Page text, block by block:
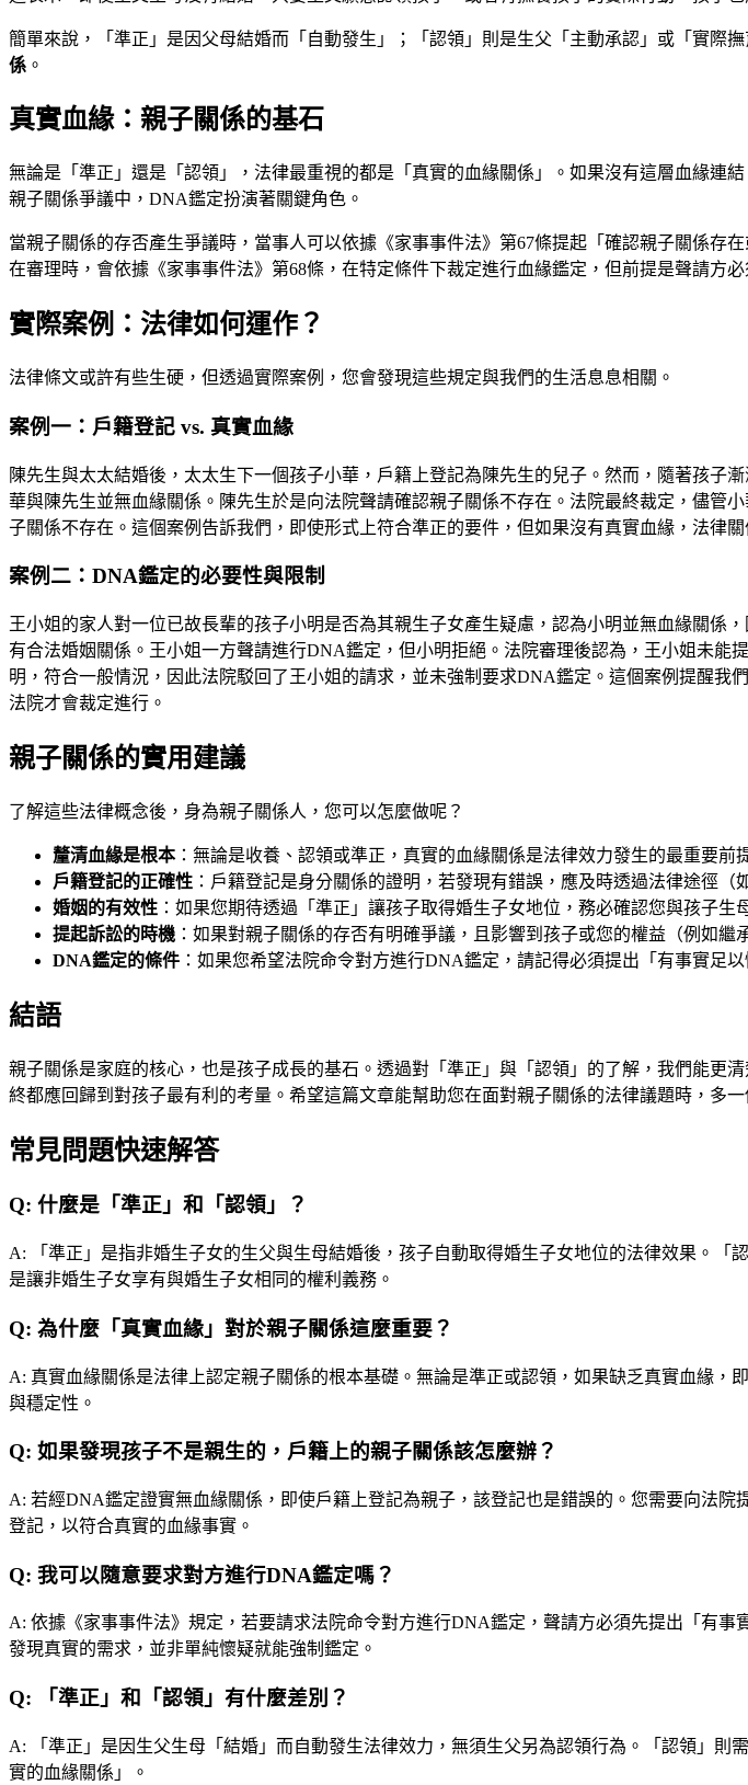
簡單來說，「準正」是因父母結婚而「自動發生」；「認領」則是生父「主動承認」或「實際
係 。
真實血緣：親子關係的基石
無論是「準正」還是「認領」，法律最重視的都是「真實的血緣關係」。如果沒有這層血緣連
親子關係爭議中，DNA鑑定扮演著關鍵角色。
當親子關係的存否產生爭議時，當事人可以依據《家事事件法》第67條提起「確認親子關係
在審理時，會依據《家事事件法》第68條，在特定條件下裁定進行血緣鑑定，但前提是聲請方
實際案例：法律如何運作？
法律條文或許有些生硬，但透過實際案例，您會發現這些規定與我們的生活息息相關。
案例一：戶籍登記 vs. 真實血緣
陳先生與太太結婚後，太太生下一個孩子小華，戶籍上登記為陳先生的兒子。然而，隨著孩
華與陳先生並無血緣關係。陳先生於是向法院聲請確認親子關係不存在。法院最終裁定，儘管
子關係不存在。這個案例告訴我們，即使形式上符合準正的要件，但如果沒有真實血緣，法律
案例二：DNA鑑定的必要性與限制
王小姐的家人對一位已故長輩的孩子小明是否為其親生子女產生疑慮，認為小明並無血緣關
有合法婚姻關係。王小姐一方聲請進行DNA鑑定，但小明拒絕。法院審理後認為，王小姐未
明，符合一般情況，因此法院駁回了王小姐的請求，並未強制要求DNA鑑定。這個案例提醒
法院才會裁定進行。
親子關係的實用建議
了解這些法律概念後，身為親子關係人，您可以怎麼做呢？
釐清血緣是根本：無論是收養、認領或準正，真實的血緣關係是法律效力發生的最重要前
戶籍登記的正確性 ：戶籍登記是身分關係的證明，若發現有錯誤，應及時透過法律途徑
婚姻的有效性 ：如果您期待透過「準正」讓孩子取得婚生子女地位，務必確認您與孩子生
提起訴訟的時機 ：如果對親子關係的存否有明確爭議，且影響到孩子或您的權益（例如
DNA鑑定的條件 ：如果您希望法院命令對方進行DNA鑑定，請記得必須提出「有事實足
結語
親子關係是家庭的核心，也是孩子成長的基石。透過對「準正」與「認領」的了解，我們能更
終都應回歸到對孩子最有利的考量。希望這篇文章能幫助您在面對親子關係的法律議題時，多一
常見問題快速解答
Q: 什麼是「準正」和「認領」？
A:
「準正」是指非婚生子女的生父與生母結婚後，孩子自動取得婚生子女地位的法律效果。
是讓非婚生子女享有與婚生子女相同的權利義務。
Q: 為什麼「真實血緣」對於親子關係這麼重要？
A: 真實血緣關係是法律上認定親子關係的根本基礎。無論是準正或認領，如果缺乏真實血緣
與穩定性。
Q: 如果發現孩子不是親生的，戶籍上的親子關係該怎麼辦？
A: 若經DNA鑑定證實無血緣關係，即使戶籍上登記為親子，該登記也是錯誤的。您需要向法
登記，以符合真實的血緣事實。
Q: 我可以隨意要求對方進行DNA鑑定嗎？
A: 依據《家事事件法》規定，若要請求法院命令對方進行DNA鑑定，聲請方必須先提出「有
發現真實的需求，並非單純懷疑就能強制鑑定。
Q: 「準正」和「認領」有什麼差別？
A:
「準正」是因生父生母「結婚」而自動發生法律效力，無須生父另為認領行為。「認領」
實的血緣關係」。